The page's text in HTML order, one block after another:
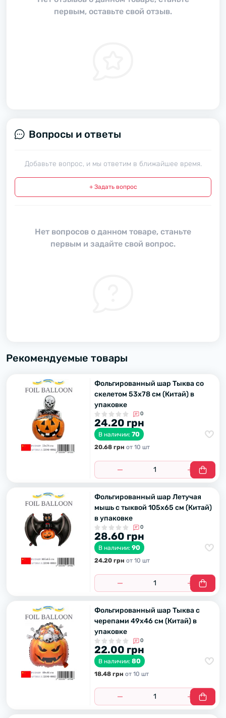
первым, оставьте свой отзыв.
Вопросы и ответы
Добавьте вопрос, и мы ответим в ближайшее время.
+ Задать вопрос
Нет вопросов о данном товаре, станьте
первым и задайте свой вопрос.
Рекомендуемые товары
Фольгированный шар Тыква со
скелетом 53х78 см (Китай) в
упаковке
0
24.20 грн
В наличии: 70
20.68 грн от 10 шт
Фольгированный шар Летучая
мышь с тыквой 105х65 см (Китай)
в упаковке
0
28.60 грн
В наличии: 90
24.20 грн от 10 шт
Фольгированный шар Тыква с
черепами 49х46 см (Китай) в
упаковке
0
22.00 грн
В наличии: 80
18.48 грн от 10 шт